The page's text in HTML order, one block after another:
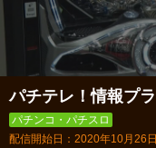
パチテレ！情報プ
パチンコ・パチスロ
配信開始日：2020年10月26日